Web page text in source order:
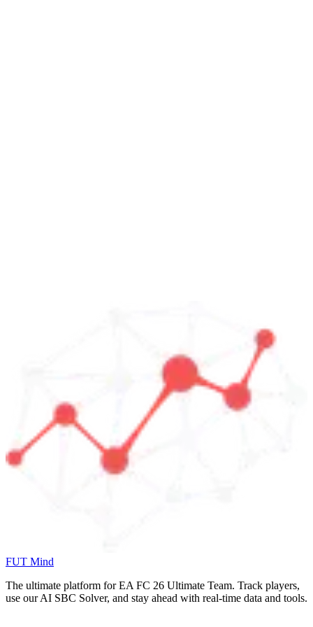
FUT Mind
The ultimate platform for EA FC 26 Ultimate Team. Track players,
use our AI SBC Solver, and stay ahead with real-time data and tools.